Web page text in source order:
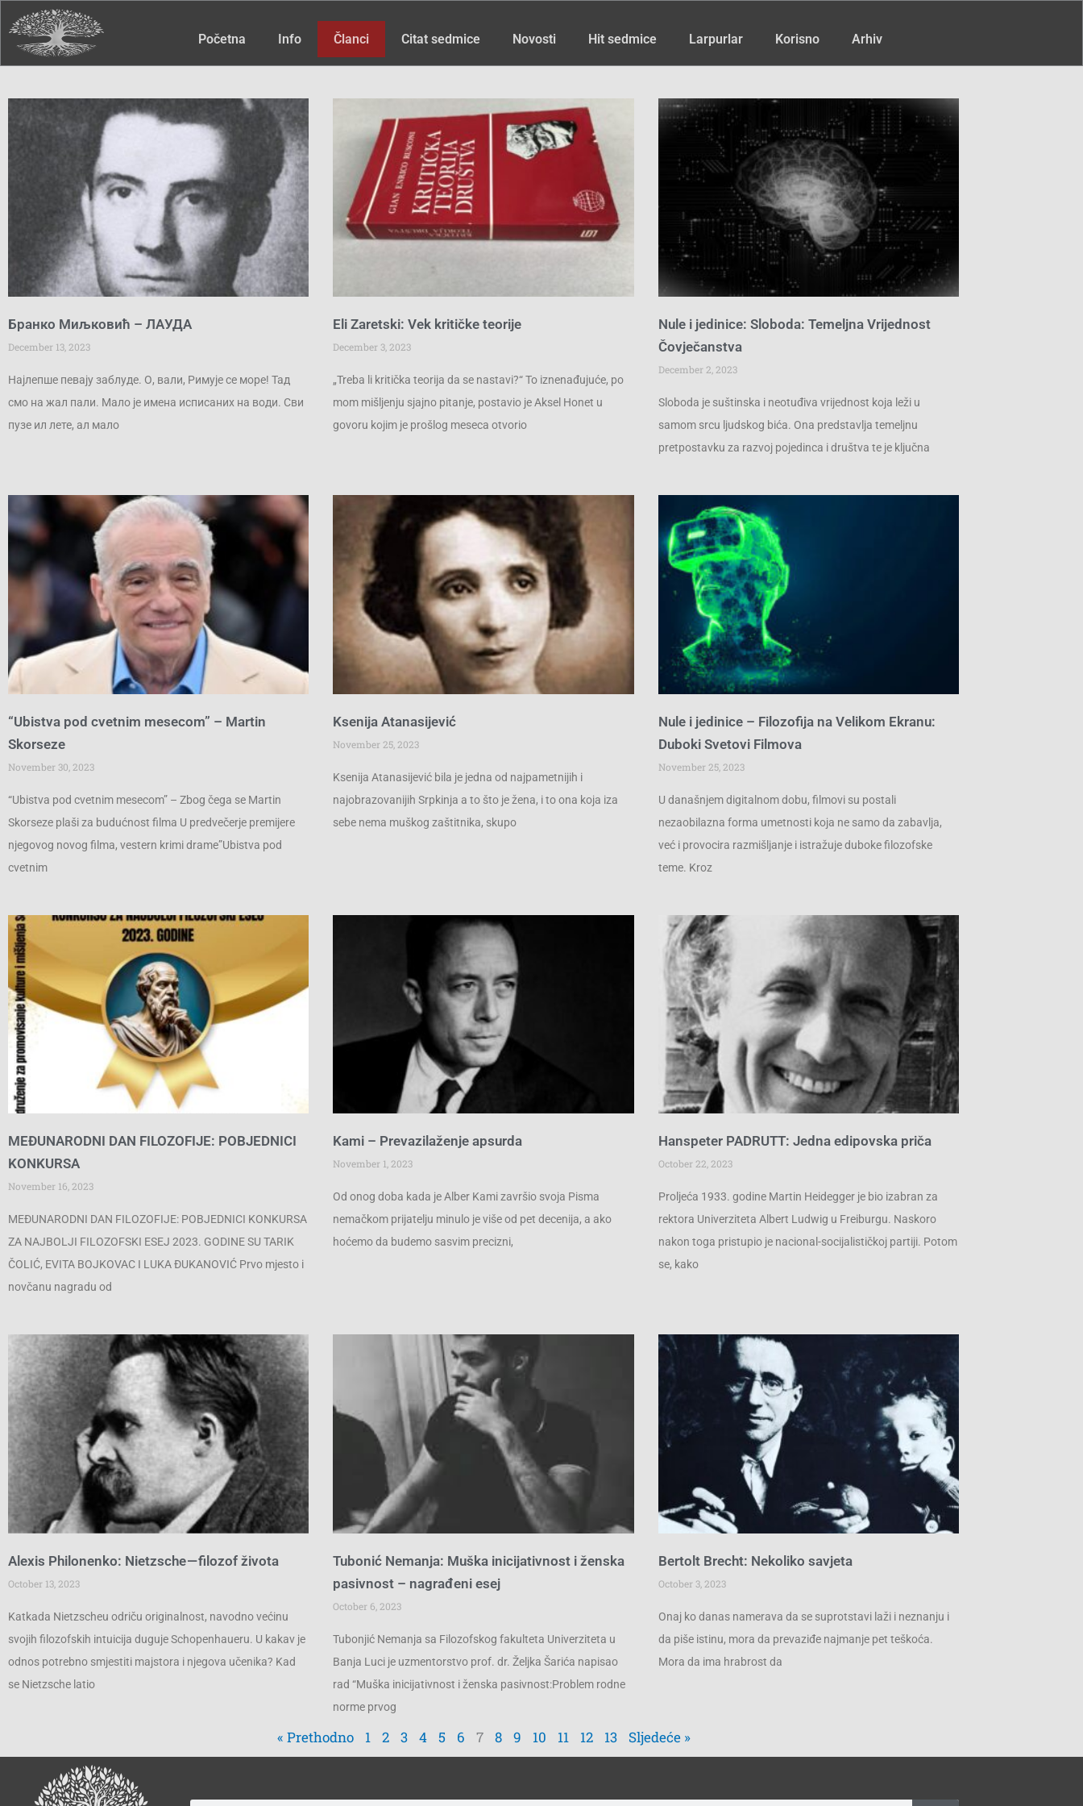
Početna Info Članci Citat sedmice Novosti Hit sedmice Larpurlar Korisno Arhiv
Бранко Миљковић – ЛАУДА
December 13, 2023
Најлепше певају заблуде. О, вали, Римује се море! Тад
смо на жал пали. Мало је имена исписаних на води. Сви
пузе ил лете, ал мало
Eli Zaretski: Vek kritičke teorije
December 3, 2023
„Treba li kritička teorija da se nastavi?“ To iznenađujuće, po
mom mišljenju sjajno pitanje, postavio je Aksel Honet u
govoru kojim je prošlog meseca otvorio
Nule i jedinice: Sloboda: Temeljna Vrijednost
Čovječanstva
December 2, 2023
Sloboda je suštinska i neotuđiva vrijednost koja leži u
samom srcu ljudskog bića. Ona predstavlja temeljnu
pretpostavku za razvoj pojedinca i društva te je ključna
“Ubistva pod cvetnim mesecom” – Martin
Skorseze
November 30, 2023
“Ubistva pod cvetnim mesecom” – Zbog čega se Martin
Skorseze plaši za budućnost filma U predvečerje premijere
njegovog novog filma, vestern krimi drame”Ubistva pod
cvetnim
Ksenija Atanasijević
November 25, 2023
Ksenija Atanasijević bila je jedna od najpametnijih i
najobrazovanijih Srpkinja a to što je žena, i to ona koja iza
sebe nema muškog zaštitnika, skupo
Nule i jedinice – Filozofija na Velikom Ekranu:
Duboki Svetovi Filmova
November 25, 2023
U današnjem digitalnom dobu, filmovi su postali
nezaobilazna forma umetnosti koja ne samo da zabavlja,
već i provocira razmišljanje i istražuje duboke filozofske
teme. Kroz
MEĐUNARODNI DAN FILOZOFIJE: POBJEDNICI
KONKURSA
November 16, 2023
MEĐUNARODNI DAN FILOZOFIJE: POBJEDNICI KONKURSA
ZA NAJBOLJI FILOZOFSKI ESEJ 2023. GODINE SU TARIK
ČOLIĆ, EVITA BOJKOVAC I LUKA ĐUKANOVIĆ Prvo mjesto i
novčanu nagradu od
Kami – Prevazilaženje apsurda
November 1, 2023
Od onog doba kada je Alber Kami završio svoja Pisma
nemačkom prijatelju minulo je više od pet decenija, a ako
hoćemo da budemo sasvim precizni,
Hanspeter PADRUTT: Jedna edipovska priča
October 22, 2023
Proljeća 1933. godine Martin Heidegger je bio izabran za
rektora Univerziteta Albert Ludwig u Freiburgu. Naskoro
nakon toga pristupio je nacional-socijalističkoj partiji. Potom
se, kako
Alexis Philonenko: Nietzsche — filozof života
October 13, 2023
Katkada Nietzscheu odriču originalnost, navodno većinu
svojih filozofskih intuicija duguje Schopenhaueru. U kakav je
odnos potrebno smjestiti majstora i njegova učenika? Kad
se Nietzsche latio
Tubonić Nemanja: Muška inicijativnost i ženska
pasivnost – nagrađeni esej
October 6, 2023
Tubonjić Nemanja sa Filozofskog fakulteta Univerziteta u
Banja Luci je uzmentorstvo prof. dr. Željka Šarića napisao
rad “Muška inicijativnost i ženska pasivnost:Problem rodne
norme prvog
Bertolt Brecht: Nekoliko savjeta
October 3, 2023
Onaj ko danas namerava da se suprotstavi laži i neznanju i
da piše istinu, mora da prevaziđe najmanje pet teškoća.
Mora da ima hrabrost da
« Prethodno 1 2 3 4 5
Page
6
Page
7
Page
8
Page
9
Page
10
Page
11
Page
12 13 Sljedeće »